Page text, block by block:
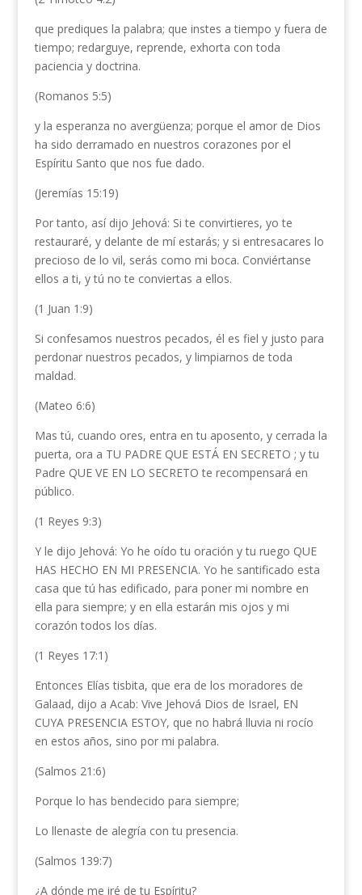
que prediques la palabra; que instes a tiempo y fuera de
tiempo; redarguye, reprende, exhorta con toda
paciencia y doctrina.
(Romanos 5:5)
y la esperanza no avergüenza; porque el amor de Dios
ha sido derramado en nuestros corazones por el
Espíritu Santo que nos fue dado.
(Jeremías 15:19)
Por tanto, así dijo Jehová: Si te convirtieres, yo te
restauraré, y delante de mí estarás; y si entresacares lo
precioso de lo vil, serás como mi boca. Conviértanse
ellos a ti, y tú no te conviertas a ellos.
(1 Juan 1:9)
Si confesamos nuestros pecados, él es fiel y justo para
perdonar nuestros pecados, y limpiarnos de toda
maldad.
(Mateo 6:6)
Mas tú, cuando ores, entra en tu aposento, y cerrada la
puerta, ora a TU PADRE QUE ESTÁ EN SECRETO ; y tu
Padre QUE VE EN LO SECRETO te recompensará en
público.
(1 Reyes 9:3)
Y le dijo Jehová: Yo he oído tu oración y tu ruego QUE
HAS HECHO EN MI PRESENCIA. Yo he santificado esta
casa que tú has edificado, para poner mi nombre en
ella para siempre; y en ella estarán mis ojos y mi
corazón todos los días.
(1 Reyes 17:1)
Entonces Elías tisbita, que era de los moradores de
Galaad, dijo a Acab: Vive Jehová Dios de Israel, EN
CUYA PRESENCIA ESTOY, que no habrá lluvia ni rocío
en estos años, sino por mi palabra.
(Salmos 21:6)
Porque lo has bendecido para siempre;
Lo llenaste de alegría con tu presencia.
(Salmos 139:7)
¿A dónde me iré de tu Espíritu?